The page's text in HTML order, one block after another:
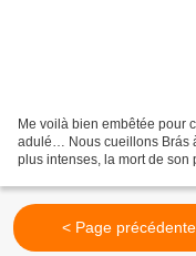
Me voilà bien embêtée pour
adulé… Nous cueillons Brás
plus intenses, la mort de son
< Page précédente